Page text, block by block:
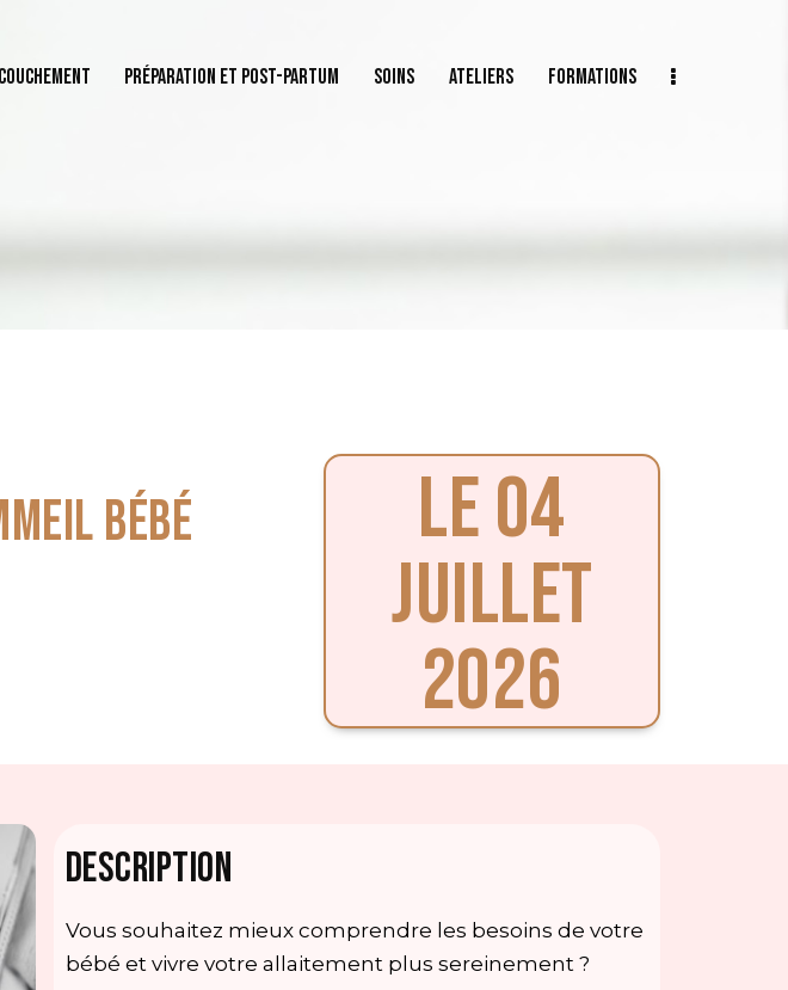
PRÉPARATION ET POST-PARTUM SOINS ATELIERS FORMATIONS
BÉBÉ
LE 04
JUILLET
2026
DESCRIPTION
Vous souhaitez mieux comprendre les besoins de votre
bébé et vivre votre allaitement plus sereinement ?